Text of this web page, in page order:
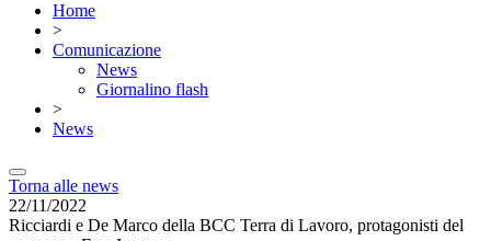
Home
>
Comunicazione
News
Giornalino flash
>
News
Torna alle news
22/11/2022
Ricciardi e De Marco della BCC Terra di Lavoro, protagonisti del